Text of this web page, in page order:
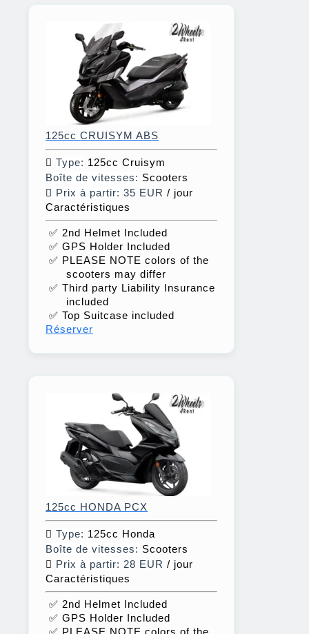
125cc CRUISYM ABS
Type: 125cc Cruisym
Boîte de vitesses: Scooters
Prix à partir: 35 EUR / jour
Caractéristiques
✅ 2nd Helmet Included
✅ GPS Holder Included
✅ PLEASE NOTE colors of the
scooters may differ
✅ Third party Liability Insurance
included
✅ Top Suitcase included
Réserver
125cc HONDA PCX
Type: 125cc Honda
Boîte de vitesses: Scooters
Prix à partir: 28 EUR / jour
Caractéristiques
✅ 2nd Helmet Included
✅ GPS Holder Included
✅ PLEASE NOTE colors of the